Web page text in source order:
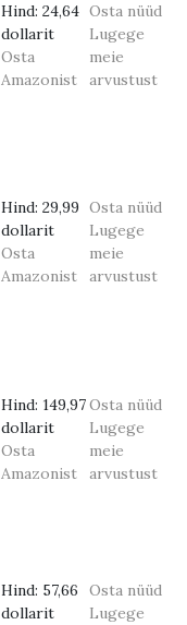
Hind: 24,64
dollarit
Osta
Amazonist
Osta nüüd
Lugege
meie
arvustust
Hind: 29,99
dollarit
Osta
Amazonist
Osta nüüd
Lugege
meie
arvustust
Hind: 149,97
dollarit
Osta
Amazonist
Osta nüüd
Lugege
meie
arvustust
Hind: 57,66
dollarit
Osta nüüd
Lugege